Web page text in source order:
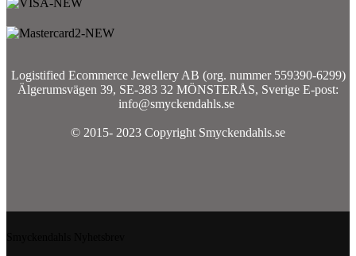
Logistified Ecommerce Jewellery AB (org. nummer 559390-6299)
Älgerumsvägen 39, SE-383 32 MÖNSTERÅS, Sverige E-post:
info@smyckendahls.se
© 2015- 2023 Copyright Smyckendahls.se